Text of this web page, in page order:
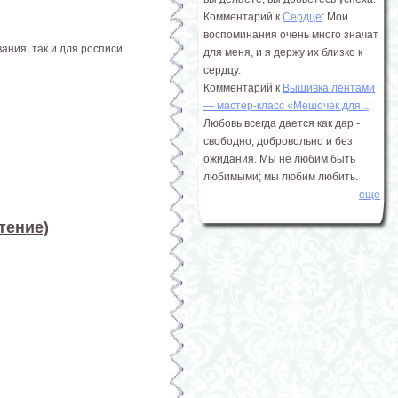
так и для росписи.
Комментарий к Сердце: Мои
воспоминания очень много значат
для меня, и я держу их близко к
сердцу.
Комментарий к Вышивка лентами
― мастер-класс «Мешочек для...:
Любовь всегда дается как дар -
свободно, добровольно и без
ожидания. Мы не любим быть
любимыми; мы любим любить.
еще